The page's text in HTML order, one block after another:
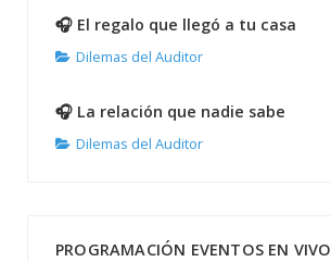
🎧 El regalo que llegó a tu casa
Dilemas del Auditor
🎧 La relación que nadie sabe
Dilemas del Auditor
PROGRAMACIÓN EVENTOS EN VIVO